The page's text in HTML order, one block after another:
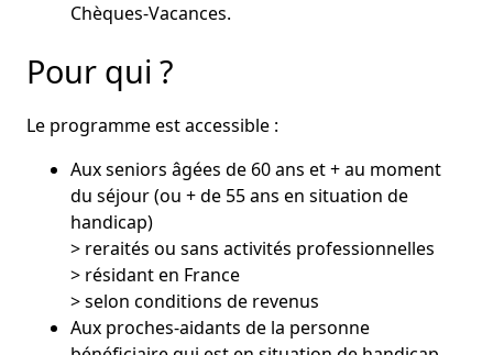
Chèques-Vacances.
Pour qui ?
Le programme est accessible :
Aux seniors âgées de 60 ans et + au moment
du séjour (ou + de 55 ans en situation de
handicap)
> reraités ou sans activités professionnelles
> résidant en France
> selon conditions de revenus
Aux proches-aidants de la personne